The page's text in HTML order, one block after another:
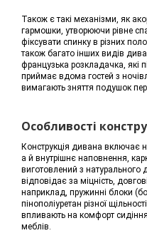
Також є такі механізми, як
гармошки, утворюючи рівне
фіксувати спинку в різних
також багато інших видів
французька розкладачка, які
приймає вдома гостей з
вимагають зняття подушок
Особливості
Конструкція дивана включає
а й внутрішнє наповнення,
виготовлений з натурального
відповідає за міцність,
наприклад, пружинні блоки
пінополіуретан різної
впливають на комфорт сидіння
меблів.